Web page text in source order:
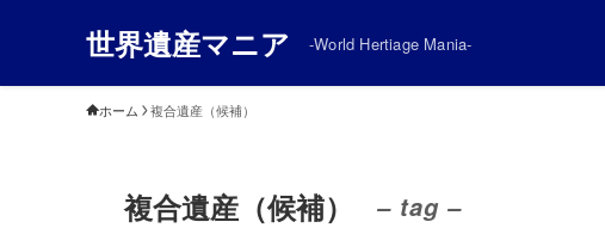
世界遺産マニア -World Hertiage Mania-
ホーム 複合遺産（候補）
複合遺産（候補） – tag –